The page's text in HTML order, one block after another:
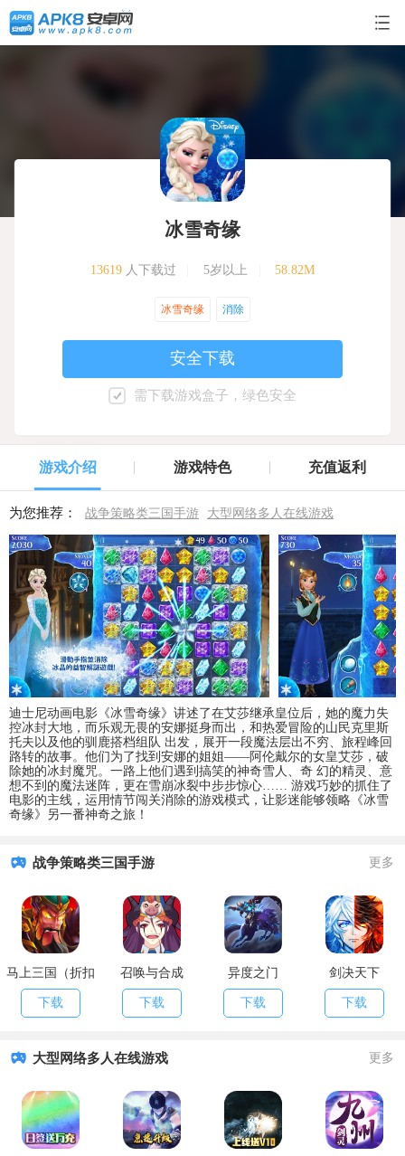
冰雪奇缘
13619人下载过 5岁以上 58.82M
冰雪奇缘 消除
安全下载
需下载游戏盒子，绿色安全
游戏介绍 游戏特色 充值返利
为您推荐： 战争策略类三国手游 大型网络多人在线游戏
迪士尼动画电影《冰雪奇缘》讲述了在艾莎继承皇位后，她的魔力失
控冰封大地，而乐观无畏的安娜挺身而出，和热爱冒险的山民克里斯
托夫以及他的驯鹿搭档组队 出发，展开一段魔法层出不穷、旅程峰回
路转的故事。他们为了找到安娜的姐姐——阿伦戴尔的女皇艾莎，破
除她的冰封魔咒。一路上他们遇到搞笑的神奇雪人、奇 幻的精灵、意
想不到的魔法迷阵，更在雪崩冰裂中步步惊心…… 游戏巧妙的抓住了
电影的主线，运用情节闯关消除的游戏模式，让影迷能够领略《冰雪
奇缘》另一番神奇之旅！
战争策略类三国手游 更多
马上三国（折扣
福利）
下载
召唤与合成
下载
异度之门
下载
剑决天下
下载
大型网络多人在线游戏 更多